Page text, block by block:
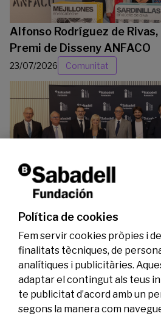
Alfonso Rodríguez de Rivas,
Premi de Disseny ANFACO
23/07/2026 Comunitat
La Fundació Banc Sabadell
investigadors en els àmbits
genoma i l’energia neta
Política de cookies
Fem servir cookies pròpies i
finalitats tècniques, de
analítiques i publicitàries.
adaptar el contingut als teus
te publicitat d’acord amb un
segons la manera com